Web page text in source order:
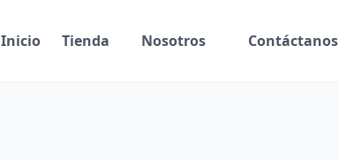
Inicio Tienda Nosotros Contáctanos